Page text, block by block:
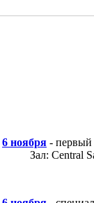
6 ноября - первый
Зал: Central